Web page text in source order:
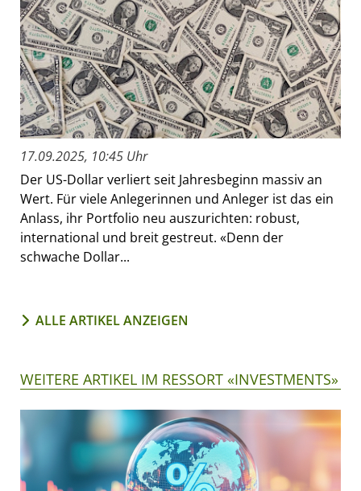
17.09.2025, 10:45 Uhr
Der US-Dollar verliert seit Jahresbeginn massiv an
Wert. Für viele Anlegerinnen und Anleger ist das ein
Anlass, ihr Portfolio neu auszurichten: robust,
international und breit gestreut. «Denn der
schwache Dollar...
ALLE ARTIKEL ANZEIGEN
WEITERE ARTIKEL IM RESSORT «INVESTMENTS»